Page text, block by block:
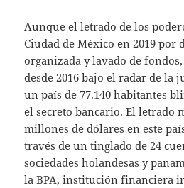
Aunque el letrado de los
Ciudad de México en 2019 por
organizada y lavado de
desde 2016 bajo el radar de la
un país de 77.140 habitantes
el secreto bancario. El letrado
millones de dólares en este
través de un tinglado de 24
sociedades holandesas y
la BPA, institución financiera